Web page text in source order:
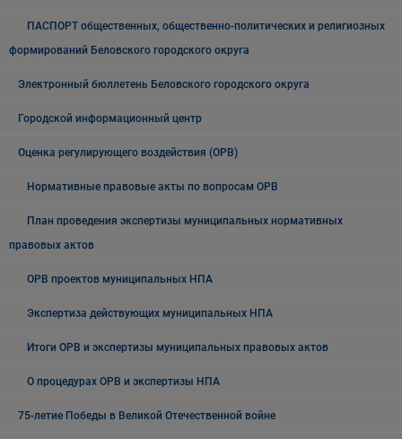
ПАСПОРТ общественных, общественно-политических и религиозных
формирований Беловского городского округа
Электронный бюллетень Беловского городского округа
Городской информационный центр
Оценка регулирующего воздействия (ОРВ)
Нормативные правовые акты по вопросам ОРВ
План проведения экспертизы муниципальных нормативных
правовых актов
ОРВ проектов муниципальных НПА
Экспертиза действующих муниципальных НПА
Итоги ОРВ и экспертизы муниципальных правовых актов
О процедурах ОРВ и экспертизы НПА
75-летие Победы в Великой Отечественной войне